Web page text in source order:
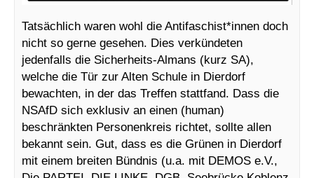
Tatsächlich waren wohl die Antifaschist*innen doch
nicht so gerne gesehen. Dies verkündeten
jedenfalls die Sicherheits-Almans (kurz SA),
welche die Tür zur Alten Schule in Dierdorf
bewachten, in der das Treffen stattfand. Dass die
NSAfD sich exklusiv an einen (human)
beschränkten Personenkreis richtet, sollte allen
bekannt sein. Gut, dass es die Grünen in Dierdorf
mit einem breiten Bündnis (u.a. mit DEMOS e.V.,